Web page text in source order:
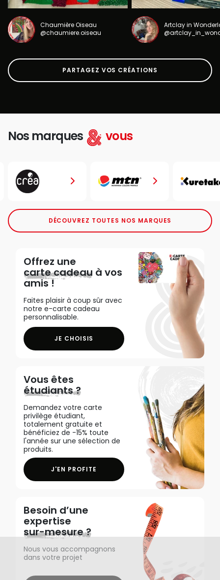
Chaumière Oiseau
@chaumiere.oiseau
Artclay in
PARTAGEZ VOS CRÉATIONS
Nos marques vous
DÉCOUVREZ TOUTES NOS MARQUES
Offrez une
carte cadeau à vos
amis !
Faites plaisir à coup sûr avec
notre e-carte cadeau
personnalisable.
JE CHOISIS
Vous êtes
étudiants ?
Demandez votre carte
privilège étudiant,
totalement gratuite et
bénéficiez de -15% toute
l'année sur une sélection de
produits.
J'EN PROFITE
Besoin d’une
expertise
sur-mesure ?
Nous vous accompagnons
dans votre projet